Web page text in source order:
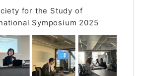
for the Study of
Symposium 2025